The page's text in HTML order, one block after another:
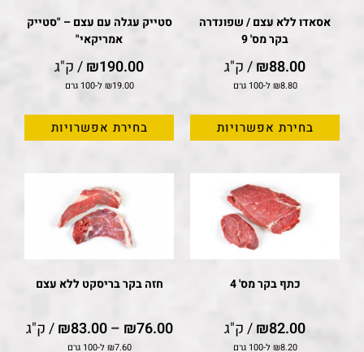
אסאדו ללא עצם / שפונדרה
בקר מס' 9
₪88.00 / ק"ג
₪8.80 ל-100 גרם
בחירת אפשרויות
סטייק עגלה עם עצם – "סטייק
אמריקאי"
₪190.00 / ק"ג
₪19.00 ל-100 גרם
בחירת אפשרויות
כתף בקר מס' 4
₪82.00 / ק"ג
₪8.20 ל-100 גרם
חזה בקר בריסקט ללא עצם
₪76.00
–
₪83.00 / ק"ג
₪7.60 ל-100 גרם